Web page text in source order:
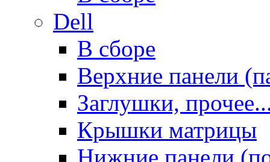
Dell
В сборе
Верхние панели
Заглушки,
Крышки матрицы
Нижние панели